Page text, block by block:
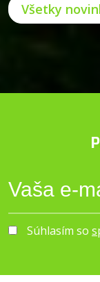
Všetky
Súhlasím so